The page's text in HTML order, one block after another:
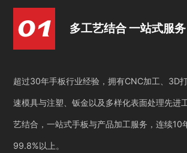
多工艺结合 一站式服务
超过30年手板行业经验，拥有CNC加工、3D
速模具与注塑、钣金以及多样化表面处理先进
艺结合，一站式手板与产品加工服务，连续10
99.8%以上。